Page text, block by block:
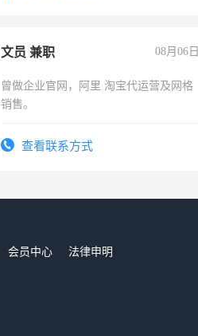
文员 兼职 08月06日
曾做企业官网，阿里 淘宝代运营及网格
销售。
查看联系方式
会员中心
法律申明